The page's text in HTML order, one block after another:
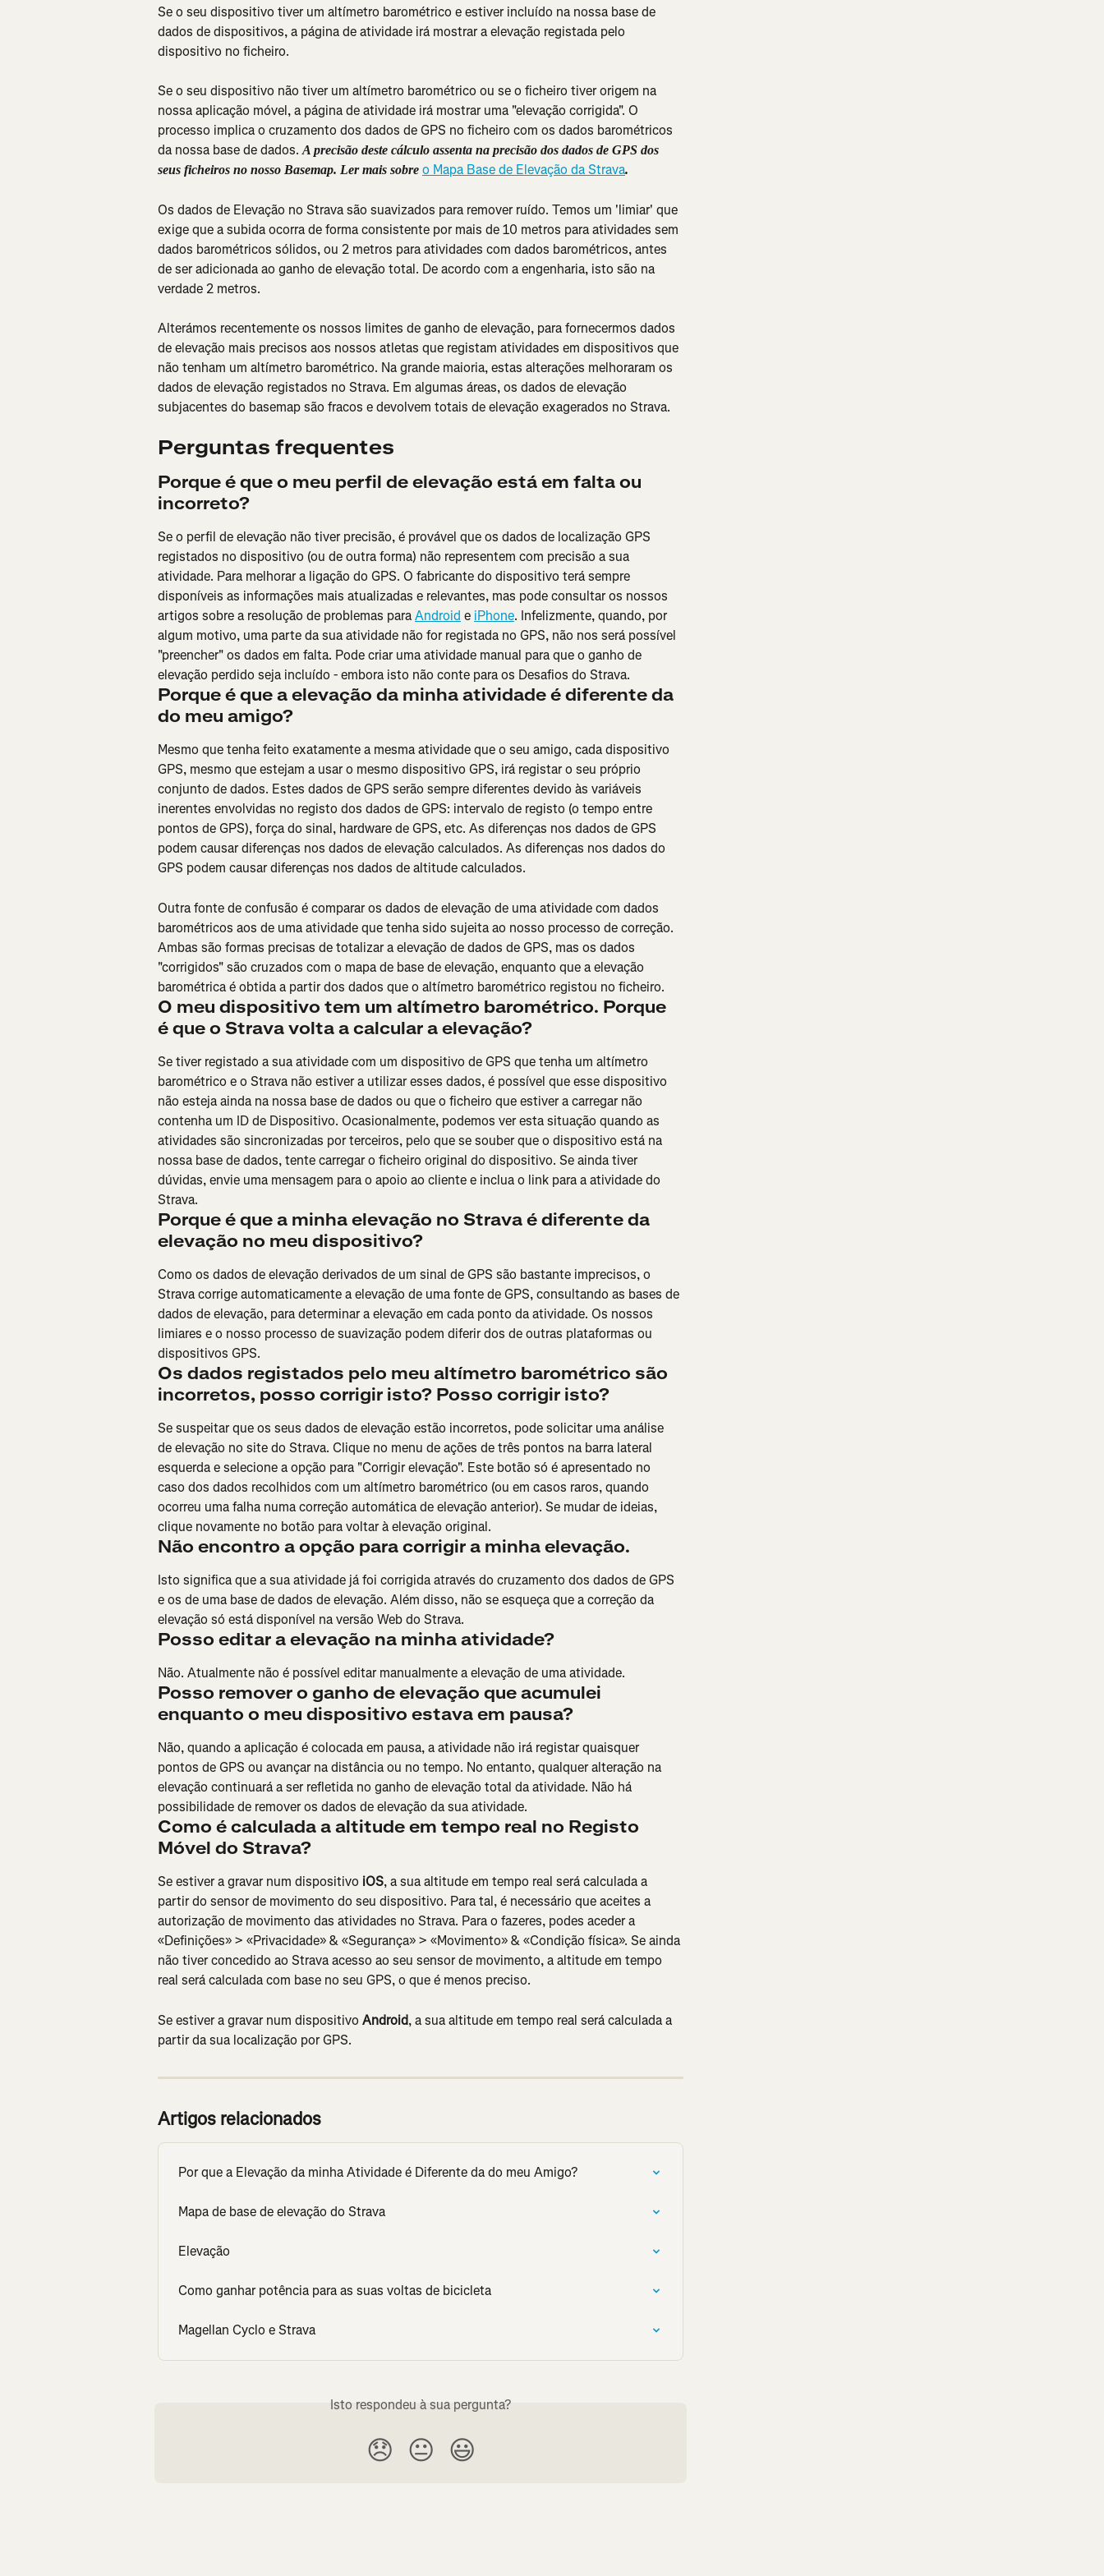
Se o seu dispositivo tiver um altímetro barométrico e estiver incluído na nossa base de
dados de dispositivos, a página de atividade irá mostrar a elevação registada pelo
dispositivo no ficheiro.
Se o seu dispositivo não tiver um altímetro barométrico ou se o ficheiro tiver origem na
nossa aplicação móvel, a página de atividade irá mostrar uma "elevação corrigida". O
processo implica o cruzamento dos dados de GPS no ficheiro com os dados barométricos
da nossa base de dados. A precisão deste cálculo assenta na precisão dos dados de GPS dos
seus ficheiros no nosso Basemap. Ler mais sobre o Mapa Base de Elevação da Strava.
Os dados de Elevação no Strava são suavizados para remover ruído. Temos um 'limiar' que
exige que a subida ocorra de forma consistente por mais de 10 metros para atividades sem
dados barométricos sólidos, ou 2 metros para atividades com dados barométricos, antes
de ser adicionada ao ganho de elevação total. De acordo com a engenharia, isto são na
verdade 2 metros.
Alterámos recentemente os nossos limites de ganho de elevação, para fornecermos dados
de elevação mais precisos aos nossos atletas que registam atividades em dispositivos que
não tenham um altímetro barométrico. Na grande maioria, estas alterações melhoraram os
dados de elevação registados no Strava. Em algumas áreas, os dados de elevação
subjacentes do basemap são fracos e devolvem totais de elevação exagerados no Strava.
Perguntas frequentes
Porque é que o meu perfil de elevação está em falta ou
incorreto?
Se o perfil de elevação não tiver precisão, é provável que os dados de localização GPS
registados no dispositivo (ou de outra forma) não representem com precisão a sua
atividade. Para melhorar a ligação do GPS. O fabricante do dispositivo terá sempre
disponíveis as informações mais atualizadas e relevantes, mas pode consultar os nossos
artigos sobre a resolução de problemas para Android e iPhone. Infelizmente, quando, por
algum motivo, uma parte da sua atividade não for registada no GPS, não nos será possível
"preencher" os dados em falta. Pode criar uma atividade manual para que o ganho de
elevação perdido seja incluído - embora isto não conte para os Desafios do Strava.
Porque é que a elevação da minha atividade é diferente da
do meu amigo?
Mesmo que tenha feito exatamente a mesma atividade que o seu amigo, cada dispositivo
GPS, mesmo que estejam a usar o mesmo dispositivo GPS, irá registar o seu próprio
conjunto de dados. Estes dados de GPS serão sempre diferentes devido às variáveis
inerentes envolvidas no registo dos dados de GPS: intervalo de registo (o tempo entre
pontos de GPS), força do sinal, hardware de GPS, etc. As diferenças nos dados de GPS
podem causar diferenças nos dados de elevação calculados. As diferenças nos dados do
GPS podem causar diferenças nos dados de altitude calculados.
Outra fonte de confusão é comparar os dados de elevação de uma atividade com dados
barométricos aos de uma atividade que tenha sido sujeita ao nosso processo de correção.
Ambas são formas precisas de totalizar a elevação de dados de GPS, mas os dados
"corrigidos" são cruzados com o mapa de base de elevação, enquanto que a elevação
barométrica é obtida a partir dos dados que o altímetro barométrico registou no ficheiro.
O meu dispositivo tem um altímetro barométrico. Porque
é que o Strava volta a calcular a elevação?
Se tiver registado a sua atividade com um dispositivo de GPS que tenha um altímetro
barométrico e o Strava não estiver a utilizar esses dados, é possível que esse dispositivo
não esteja ainda na nossa base de dados ou que o ficheiro que estiver a carregar não
contenha um ID de Dispositivo. Ocasionalmente, podemos ver esta situação quando as
atividades são sincronizadas por terceiros, pelo que se souber que o dispositivo está na
nossa base de dados, tente carregar o ficheiro original do dispositivo. Se ainda tiver
dúvidas, envie uma mensagem para o apoio ao cliente e inclua o link para a atividade do
Strava.
Porque é que a minha elevação no Strava é diferente da
elevação no meu dispositivo?
Como os dados de elevação derivados de um sinal de GPS são bastante imprecisos, o
Strava corrige automaticamente a elevação de uma fonte de GPS, consultando as bases de
dados de elevação, para determinar a elevação em cada ponto da atividade. Os nossos
limiares e o nosso processo de suavização podem diferir dos de outras plataformas ou
dispositivos GPS.
Os dados registados pelo meu altímetro barométrico são
incorretos, posso corrigir isto? Posso corrigir isto?
Se suspeitar que os seus dados de elevação estão incorretos, pode solicitar uma análise
de elevação no site do Strava. Clique no menu de ações de três pontos na barra lateral
esquerda e selecione a opção para "Corrigir elevação". Este botão só é apresentado no
caso dos dados recolhidos com um altímetro barométrico (ou em casos raros, quando
ocorreu uma falha numa correção automática de elevação anterior). Se mudar de ideias,
clique novamente no botão para voltar à elevação original.
Não encontro a opção para corrigir a minha elevação.
Isto significa que a sua atividade já foi corrigida através do cruzamento dos dados de GPS
e os de uma base de dados de elevação. Além disso, não se esqueça que a correção da
elevação só está disponível na versão Web do Strava.
Posso editar a elevação na minha atividade?
Não. Atualmente não é possível editar manualmente a elevação de uma atividade.
Posso remover o ganho de elevação que acumulei
enquanto o meu dispositivo estava em pausa?
Não, quando a aplicação é colocada em pausa, a atividade não irá registar quaisquer
pontos de GPS ou avançar na distância ou no tempo. No entanto, qualquer alteração na
elevação continuará a ser refletida no ganho de elevação total da atividade. Não há
possibilidade de remover os dados de elevação da sua atividade.
Como é calculada a altitude em tempo real no Registo
Móvel do Strava?
Se estiver a gravar num dispositivo iOS, a sua altitude em tempo real será calculada a
partir do sensor de movimento do seu dispositivo. Para tal, é necessário que aceites a
autorização de movimento das atividades no Strava. Para o fazeres, podes aceder a
«Definições» > «Privacidade» & «Segurança» > «Movimento» & «Condição física». Se ainda
não tiver concedido ao Strava acesso ao seu sensor de movimento, a altitude em tempo
real será calculada com base no seu GPS, o que é menos preciso.
Se estiver a gravar num dispositivo Android, a sua altitude em tempo real será calculada a
partir da sua localização por GPS.
Artigos relacionados
Por que a Elevação da minha Atividade é Diferente da do meu Amigo?
Mapa de base de elevação do Strava
Elevação
Como ganhar potência para as suas voltas de bicicleta
Magellan Cyclo e Strava
Isto respondeu à sua pergunta?
😞 😐 😃